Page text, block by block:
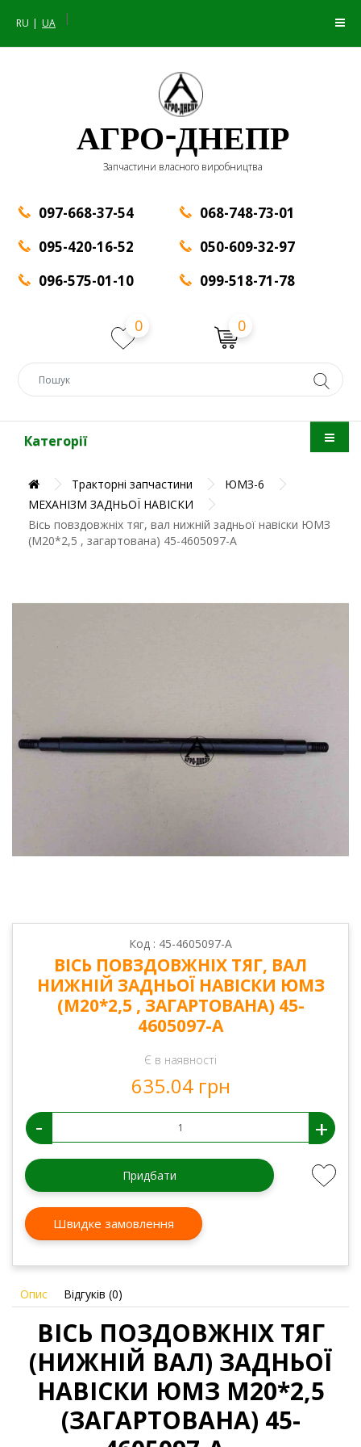
RU UA |
АГРО-ДНЕПР
Запчастини власного виробництва
097-668-37-54
095-420-16-52
096-575-01-10
068-748-73-01
050-609-32-97
099-518-71-78
0 0
Категорії
Тракторні запчастини
ЮМЗ-6
МЕХАНІЗМ ЗАДНЬОЇ НАВІСКИ
Вісь повздовжніх тяг, вал нижній задньої навіски ЮМЗ
(М20*2,5 , загартована) 45-4605097-А
Код : 45-4605097-А
ВІСЬ ПОВЗДОВЖНІХ ТЯГ, ВАЛ
НИЖНІЙ ЗАДНЬОЇ НАВІСКИ ЮМЗ
(М20*2,5 , ЗАГАРТОВАНА) 45-
4605097-А
Є в наявності
635.04 грн
- +
Придбати
Швидке замовлення
Опис Відгуків (0)
ВІСЬ ПОЗДОВЖНІХ ТЯГ
(НИЖНІЙ ВАЛ) ЗАДНЬОЇ
НАВІСКИ ЮМЗ М20*2,5
(ЗАГАРТОВАНА) 45-